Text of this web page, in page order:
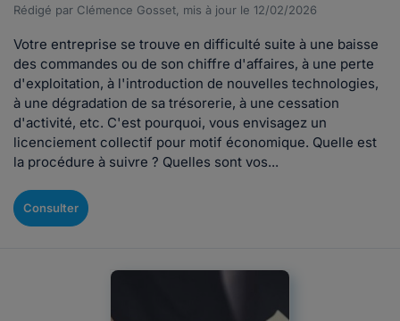
Rédigé par Clémence Gosset, mis à jour le 12/02/2026
Votre entreprise se trouve en difficulté suite à une baisse
des commandes ou de son chiffre d'affaires, à une perte
d'exploitation, à l'introduction de nouvelles technologies,
à une dégradation de sa trésorerie, à une cessation
d'activité, etc. C'est pourquoi, vous envisagez un
licenciement collectif pour motif économique. Quelle est
la procédure à suivre ? Quelles sont vos...
Consulter